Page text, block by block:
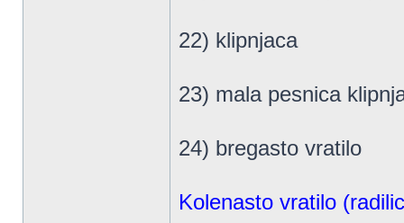
22) klipnjaca
23) mala pesnica
24) bregasto vratilo
Kolenasto vratilo